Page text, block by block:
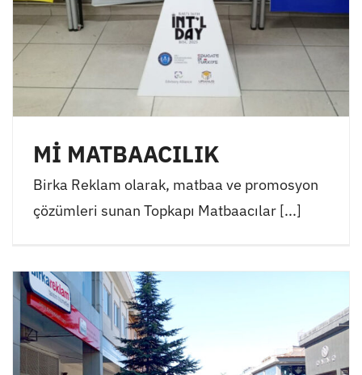
Mİ MATBAACILIK
Birka Reklam olarak, matbaa ve promosyon
çözümleri sunan Topkapı Matbaacılar [...]